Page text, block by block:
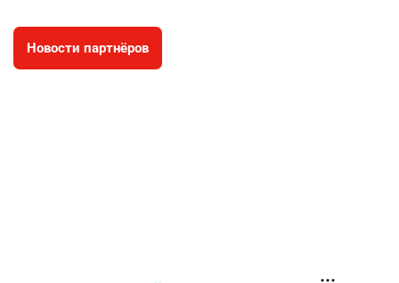
🐏 Скота больше, а мясо дороже. Почему в
Казахстане продолжают расти цены на
Новости партнёров